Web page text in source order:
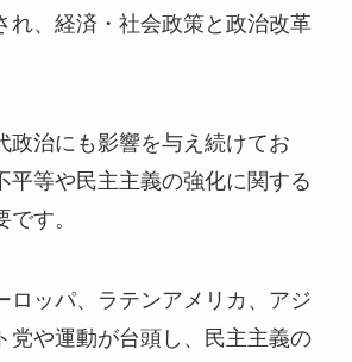
れ、経済・社会政策と政治改革
政治にも影響を与え続けてお
平等や民主主義の強化に関する
す。
ロッパ、ラテンアメリカ、アジ
党や運動が台頭し、民主主義の